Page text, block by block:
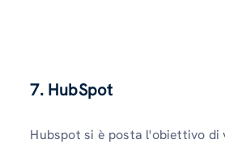
7. HubSpot
Hubspot si è posta l'obiettivo di